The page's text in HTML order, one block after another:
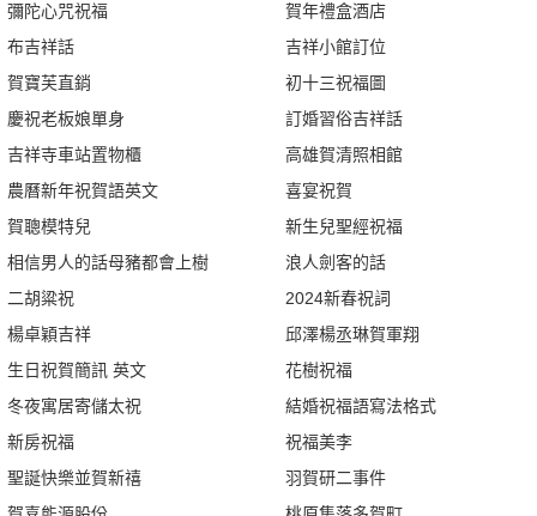
彌陀心咒祝福
布吉祥話
賀寶芙直銷
慶祝老板娘單身
吉祥寺車站置物櫃
農曆新年祝賀語英文
賀聰模特兒
相信男人的話母豬都會上樹
二胡粱祝
楊卓穎吉祥
生日祝賀簡訊 英文
冬夜寓居寄儲太祝
新房祝福
聖誕快樂並賀新禧
賀年禮盒酒店
吉祥小館訂位
初十三祝福圖
訂婚習俗吉祥話
高雄賀清照相館
喜宴祝賀
新生兒聖經祝福
浪人劍客的話
2024新春祝詞
邱澤楊丞琳賀軍翔
花樹祝福
結婚祝福語寫法格式
祝福美李
羽賀研二事件